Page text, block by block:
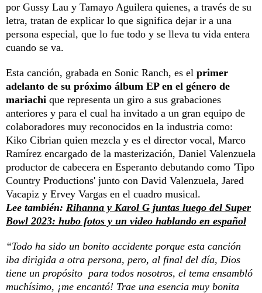
por Gussy Lau y Tamayo Aguilera quienes, a través de su
letra, tratan de explicar lo que significa dejar ir a una
persona especial, que lo fue todo y se lleva tu vida entera
cuando se va.
Esta canción, grabada en Sonic Ranch, es el primer
adelanto de su próximo álbum EP en el género de
mariachi que representa un giro a sus grabaciones
anteriores y para el cual ha invitado a un gran equipo de
colaboradores muy reconocidos en la industria como:
Kiko Cibrian quien mezcla y es el director vocal, Marco
Ramírez encargado de la masterización, Daniel Valenzuela
productor de cabecera en Esperanto debutando como 'Tipo
Country Productions' junto con David Valenzuela, Jared
Vacapiz y Ervey Vargas en el cuadro musical.
Lee también: Rihanna y Karol G juntas luego del Super
Bowl 2023: hubo fotos y un video hablando en español
“Todo ha sido un bonito accidente porque esta canción
iba dirigida a otra persona, pero, al final del día, Dios
tiene un propósito para todos nosotros, el tema ensambló
muchísimo, ¡me encantó! Trae una esencia muy bonita